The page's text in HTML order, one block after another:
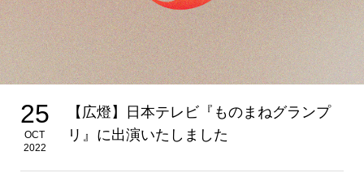
25
OCT
2022
【広燈】日本テレビ『ものまねグランプ
リ』に出演いたしました